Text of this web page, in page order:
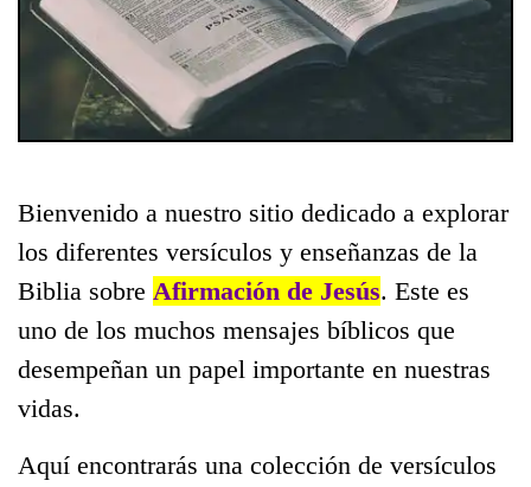
Bienvenido a nuestro sitio dedicado a explorar
los diferentes versículos y enseñanzas de la
Biblia sobre Afirmación de Jesús. Este es
uno de los muchos mensajes bíblicos que
desempeñan un papel importante en nuestras
vidas.
Aquí encontrarás una colección de versículos